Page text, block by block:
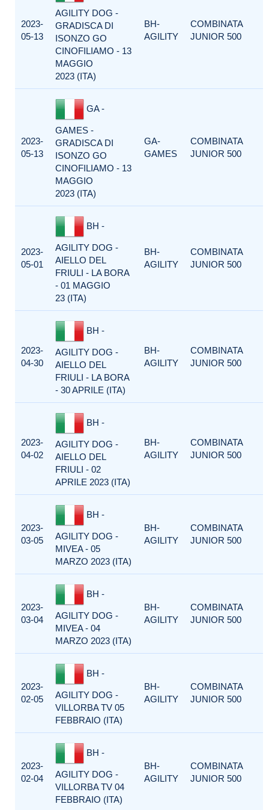
2023-
05-13
AGILITY DOG -
GRADISCA DI
ISONZO GO
CINOFILIAMO - 13
MAGGIO
2023 (ITA)
BH-
AGILITY
COMBINATA
JUNIOR 500
2023-
05-13
GA -
GAMES -
GRADISCA DI
ISONZO GO
CINOFILIAMO - 13
MAGGIO
2023 (ITA)
GA-
GAMES
COMBINATA
JUNIOR 500
2023-
05-01
BH -
AGILITY DOG -
AIELLO DEL
FRIULI - LA BORA
- 01 MAGGIO
23 (ITA)
BH-
AGILITY
COMBINATA
JUNIOR 500
2023-
04-30
BH -
AGILITY DOG -
AIELLO DEL
FRIULI - LA BORA
- 30 APRILE (ITA)
BH-
AGILITY
COMBINATA
JUNIOR 500
2023-
04-02
BH -
AGILITY DOG -
AIELLO DEL
FRIULI - 02
APRILE 2023 (ITA)
BH-
AGILITY
COMBINATA
JUNIOR 500
2023-
03-05
BH -
AGILITY DOG -
MIVEA - 05
MARZO 2023 (ITA)
BH-
AGILITY
COMBINATA
JUNIOR 500
2023-
03-04
BH -
AGILITY DOG -
MIVEA - 04
MARZO 2023 (ITA)
BH-
AGILITY
COMBINATA
JUNIOR 500
2023-
02-05
BH -
AGILITY DOG -
VILLORBA TV 05
FEBBRAIO (ITA)
BH-
AGILITY
COMBINATA
JUNIOR 500
2023-
02-04
BH -
AGILITY DOG -
VILLORBA TV 04
FEBBRAIO (ITA)
BH-
AGILITY
COMBINATA
JUNIOR 500